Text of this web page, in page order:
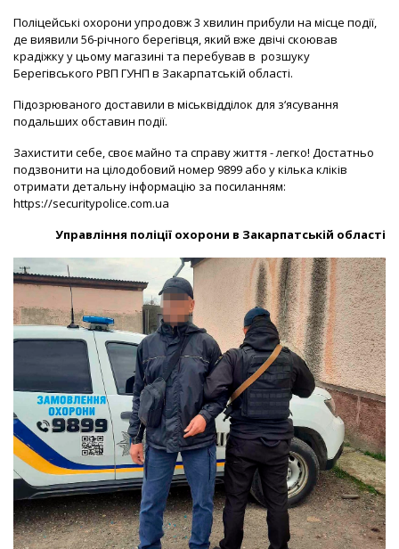
Поліцейські охорони упродовж 3 хвилин прибули на місце події,
де виявили 56-річного берегівця, який вже двічі скоював
крадіжку у цьому магазині та перебував в розшуку
Берегівського РВП ГУНП в Закарпатській області.
Підозрюваного доставили в міськвідділок для з‘ясування
подальших обставин події.
Захистити себе, своє майно та справу життя - легко! Достатньо
подзвонити на цілодобовий номер 9899 або у кілька кліків
отримати детальну інформацію за посиланням:
https://securitypolice.com.ua
Управління поліції охорони в Закарпатській області